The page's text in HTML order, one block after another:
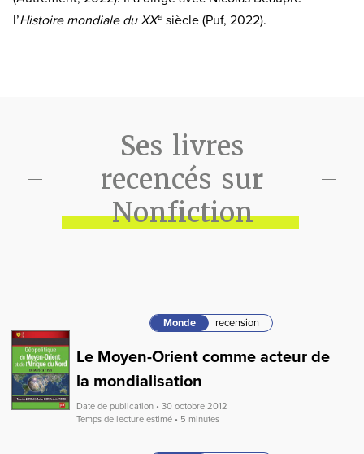
l’Histoire mondiale du XXe siècle (Puf, 2022).
Ses livres
recencés sur
Nonfiction
Monde recension
Le Moyen-Orient comme acteur de
la mondialisation
Date de publication • 30 octobre 2012
Temps de lecture estimé • 5 minutes